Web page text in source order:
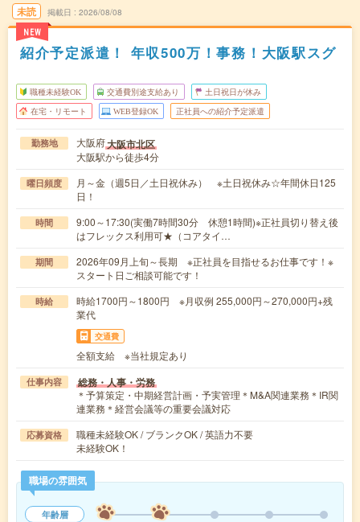
未読
NEW
掲載日 2026/08/08
紹介予定派遣！ 年収500万！事務！大阪駅スグ
職種未経験OK 交通費別途支給あり 土日祝日が休み
在宅・リモート WEB登録OK 正社員への紹介予定派遣
勤務地 大阪府大阪市北区
大阪駅から徒歩4分
曜日頻度
月～金（週5日／土日祝休み） ※土日祝休み☆年間休日125
日！
時間
9:00～17:30(実働7時間30分 休憩1時間)※正社員切り替え後
はフレックス利用可★（コアタイ…
期間
2026年09月上旬～長期 ※正社員を目指せるお仕事です！※
スタート日ご相談可能です！
時給
時給1700円～1800円 ※月収例 255,000円～270,000円+残
業代
交通費
全額支給 ※当社規定あり
仕事内容 総務・人事・労務
＊予算策定・中期経営計画・予実管理＊M&A関連業務＊IR関
連業務＊経営会議等の重要会議対応
応募資格
職種未経験OK / ブランクOK / 英語力不要
未経験OK！
職場の雰囲気
年齢層